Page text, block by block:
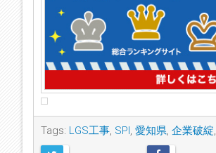
Tags: LGS工事 SPI 愛知県 企業破綻